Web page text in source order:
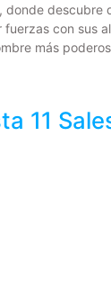
donde descubre
con sus
más
11